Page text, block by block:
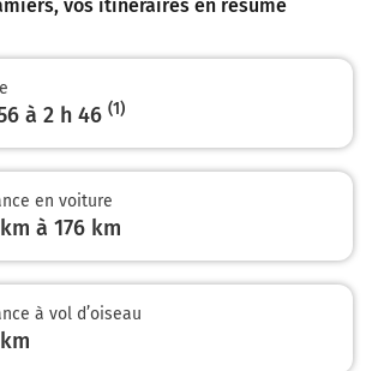
8,10 € (Péage Lestelle)
rejoindre D617. Continuer sur 210 mètres
, vos itinéraires en résumé
à 2 h 46 (1)
en voiture
à 176 km
à vol d’oiseau
km